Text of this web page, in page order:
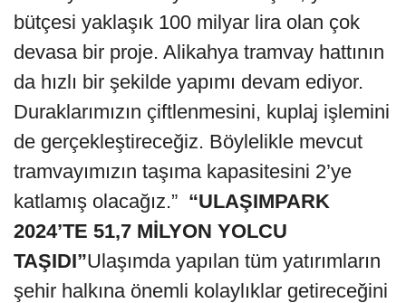
bütçesi yaklaşık 100 milyar lira olan çok
devasa bir proje. Alikahya tramvay hattının
da hızlı bir şekilde yapımı devam ediyor.
Duraklarımızın çiftlenmesini, kuplaj işlemini
de gerçekleştireceğiz. Böylelikle mevcut
tramvayımızın taşıma kapasitesini 2’ye
katlamış olacağız.” “ULAŞIMPARK
2024’TE 51,7 MİLYON YOLCU
TAŞIDI”Ulaşımda yapılan tüm yatırımların
şehir halkına önemli kolaylıklar getireceğini